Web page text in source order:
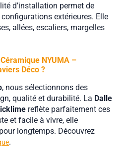
d’installation permet de
extérieures. Elle
allées, escaliers, margelles
NYUMA –
Déco ?
, nous sélectionnons des
qualité et durabilité. La Dalle
reflète parfaitement ces
et facile à vivre, elle
longtemps. Découvrez
.